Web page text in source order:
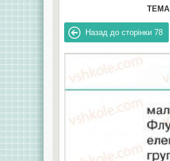
ТЕМА
Назад до сторінки 78